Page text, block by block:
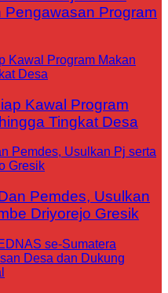
Program
Kawal Program
Tingkat Desa
Pemdes, Usulkan
Driyorejo Gresik